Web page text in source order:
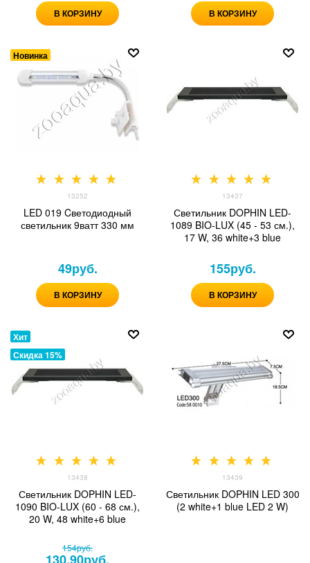
В КОРЗИНУ В КОРЗИНУ
Новинка
13252
LED 019 Cветодиодный
светильник 9ватт 330 мм
49руб.
В КОРЗИНУ
13437
Светильник DOPHIN LED-
1089 BIO-LUX (45 - 53 см.),
17 W, 36 white+3 blue
155руб.
В КОРЗИНУ
Хит
Скидка 15%
13438
Светильник DOPHIN LED-
1090 BIO-LUX (60 - 68 см.),
20 W, 48 white+6 blue
154руб.
13439
Светильник DOPHIN LED 300
(2 white+1 blue LED 2 W)